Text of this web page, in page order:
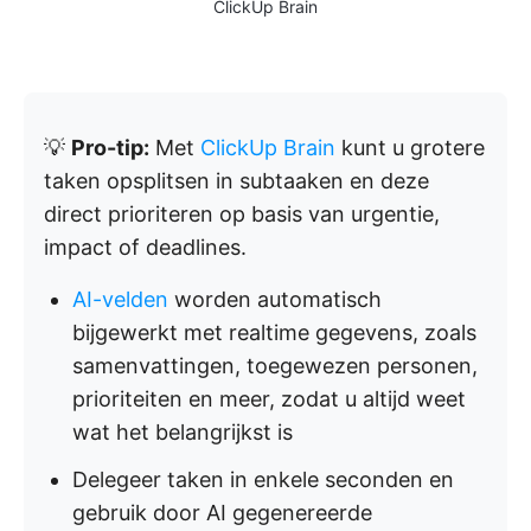
ClickUp Brain
💡 Pro-tip: Met ClickUp Brain kunt u grotere
taken opsplitsen in subtaaken en deze
direct prioriteren op basis van urgentie,
impact of deadlines.
AI-velden worden automatisch
bijgewerkt met realtime gegevens, zoals
samenvattingen, toegewezen personen,
prioriteiten en meer, zodat u altijd weet
wat het belangrijkst is
Delegeer taken in enkele seconden en
gebruik door AI gegenereerde